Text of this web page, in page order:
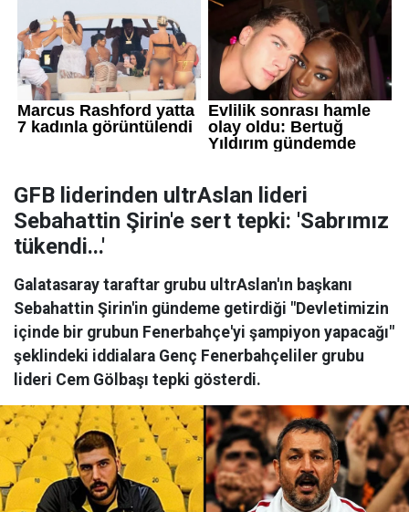
GFB liderinden ultrAslan lideri
Sebahattin Şirin'e sert tepki: 'Sabrımız
tükendi...'
Galatasaray taraftar grubu ultrAslan'ın başkanı
Sebahattin Şirin'in gündeme getirdiği "Devletimizin
içinde bir grubun Fenerbahçe'yi şampiyon yapacağı"
şeklindeki iddialara Genç Fenerbahçeliler grubu
lideri Cem Gölbaşı tepki gösterdi.